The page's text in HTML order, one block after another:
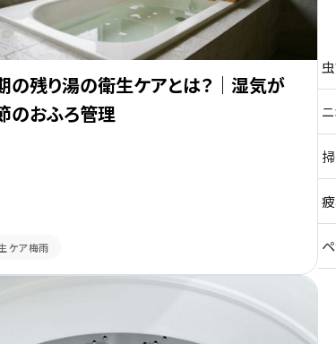
の残り湯の衛生ケアとは？｜湿気が
のおふろ管理
ケア 梅雨